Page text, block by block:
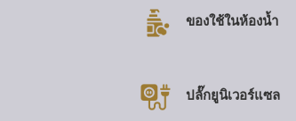
ของใช้ในห้องน้ำ
ปลั๊กยูนิเวอร์แซล